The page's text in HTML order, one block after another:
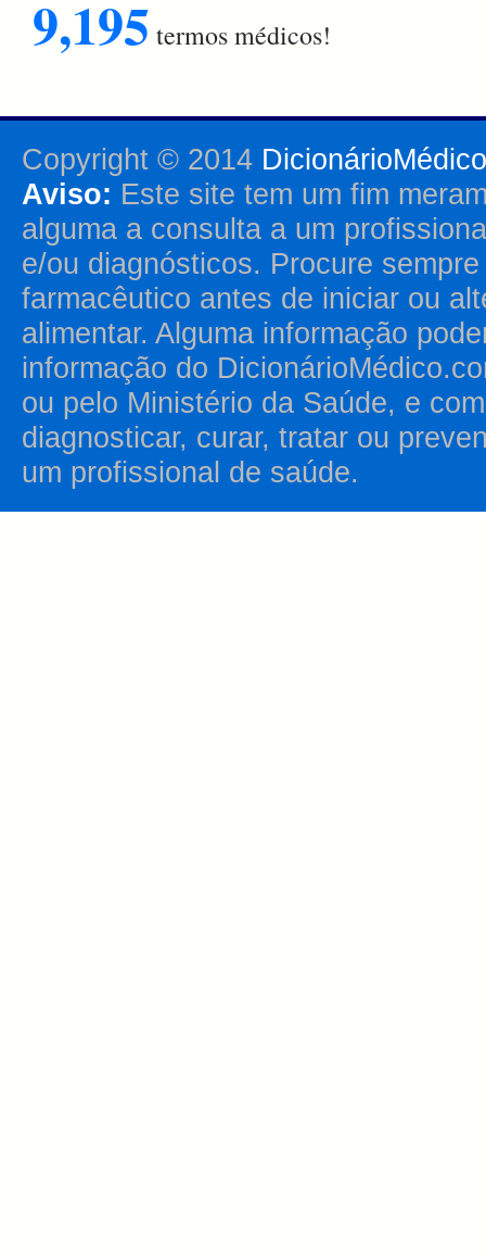
9,195 termos médicos!
Copyright © 2014
Aviso: Este site tem um fim
alguma a consulta a um
e/ou diagnósticos. Procure
farmacêutico antes de iniciar ou
alimentar. Alguma informação
informação do
ou pelo Ministério da Saúde, e
diagnosticar, curar, tratar ou
um profissional de saúde.